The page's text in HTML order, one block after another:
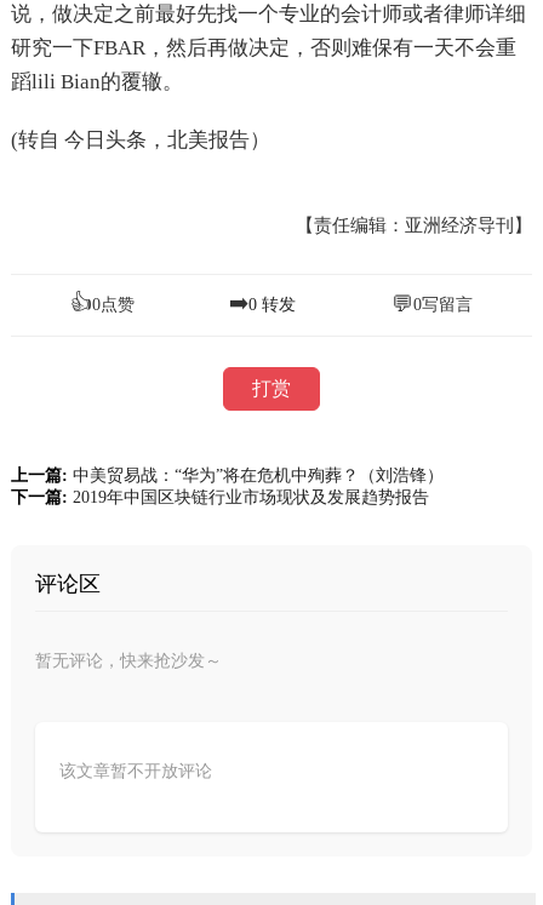
说，做决定之前最好先找一个专业的会计师或者律师详细
研究一下FBAR，然后再做决定，否则难保有一天不会重
蹈lili Bian的覆辙。
(转自 今日头条，北美报告）
【责任编辑：亚洲经济导刊】
👍0点赞 ➡️0 转发 💬0写留言
打赏
上一篇: 中美贸易战：“华为”将在危机中殉葬？（刘浩锋）
下一篇: 2019年中国区块链行业市场现状及发展趋势报告
评论区
暂无评论，快来抢沙发～
该文章暂不开放评论